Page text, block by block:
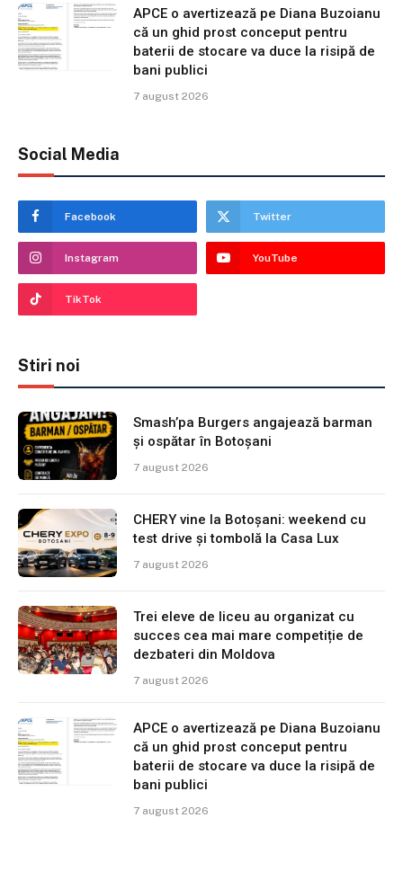
APCE o avertizează pe Diana Buzoianu
că un ghid prost conceput pentru
baterii de stocare va duce la risipă de
bani publici
7 august 2026
Social Media
Facebook Twitter
Instagram YouTube
TikTok
Stiri noi
Smash’pa Burgers angajează barman
și ospătar în Botoșani
7 august 2026
CHERY vine la Botoșani: weekend cu
test drive și tombolă la Casa Lux
7 august 2026
Trei eleve de liceu au organizat cu
succes cea mai mare competiție de
dezbateri din Moldova
7 august 2026
APCE o avertizează pe Diana Buzoianu
că un ghid prost conceput pentru
baterii de stocare va duce la risipă de
bani publici
7 august 2026